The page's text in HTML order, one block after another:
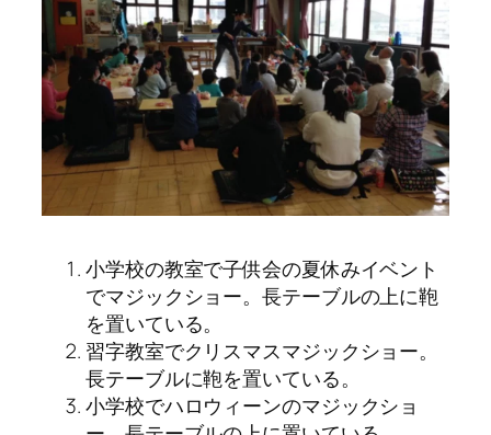
小学校の教室で子供会の夏休みイベント
でマジックショー。長テーブルの上に鞄
を置いている。
習字教室でクリスマスマジックショー。
長テーブルに鞄を置いている。
小学校でハロウィーンのマジックショ